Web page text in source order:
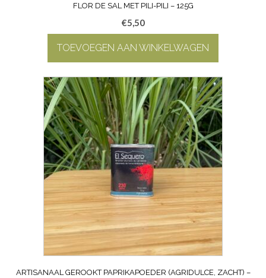
FLOR DE SAL MET PILI-PILI – 125G
€5,50
TOEVOEGEN AAN WINKELWAGEN
ARTISANAAL GEROOKT PAPRIKAPOEDER (AGRIDULCE, ZACHT) –